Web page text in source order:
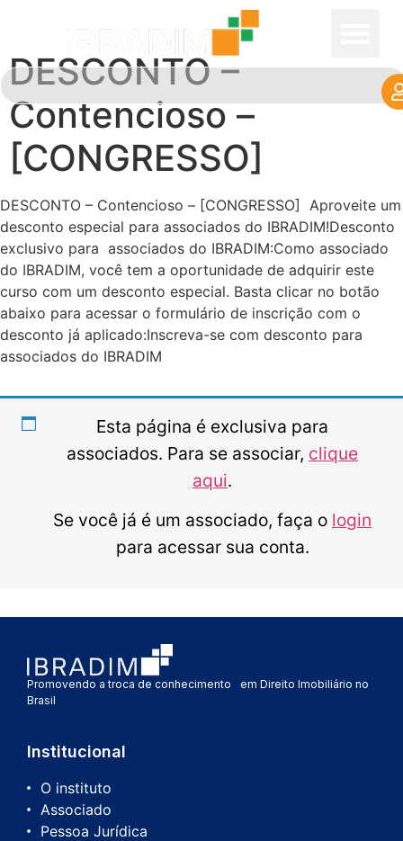
DESCONTO –
Contencioso –
[CONGRESSO]
DESCONTO – Contencioso – [CONGRESSO] Aproveite um
desconto especial para associados do IBRADIM!Desconto
exclusivo para associados do IBRADIM:Como associado
do IBRADIM, você tem a oportunidade de adquirir este
curso com um desconto especial. Basta clicar no botão
abaixo para acessar o formulário de inscrição com o
desconto já aplicado:Inscreva-se com desconto para
associados do IBRADIM
Esta página é exclusiva para
associados. Para se associar, clique
aqui.
Se você já é um associado, faça o login
para acessar sua conta.
Promovendo a troca de conhecimento em Direito Imobiliário no
Brasil
Institucional
O instituto
Associado
Pessoa Jurídica